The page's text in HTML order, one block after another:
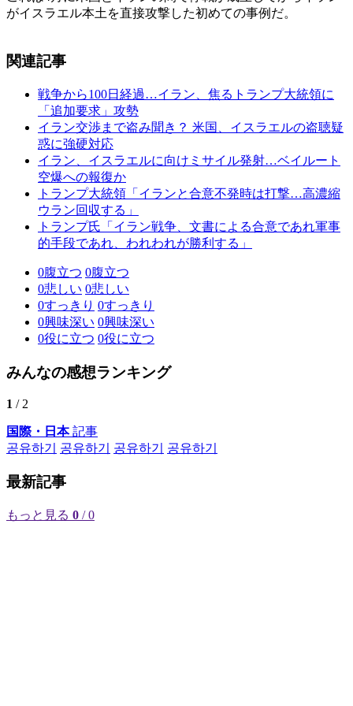
がイスラエル本土を直接攻撃した初めての事例だ。
関連記事
戦争から100日経過…イラン、焦るトランプ大統領に
「追加要求」攻勢
イラン交渉まで盗み聞き？ 米国、イスラエルの盗聴疑
惑に強硬対応
イラン、イスラエルに向けミサイル発射…ベイルート
空爆への報復か
トランプ大統領「イランと合意不発時は打撃…高濃縮
ウラン回収する」
トランプ氏「イラン戦争、文書による合意であれ軍事
的手段であれ、われわれが勝利する」
0腹立つ 0腹立つ
0悲しい 0悲しい
0すっきり 0すっきり
0興味深い 0興味深い
0役に立つ 0役に立つ
みんなの感想ランキング
1 / 2
国際・日本記事
공유하기
공유하기 공유하기 공유하기
最新記事
もっと見る 0 / 0